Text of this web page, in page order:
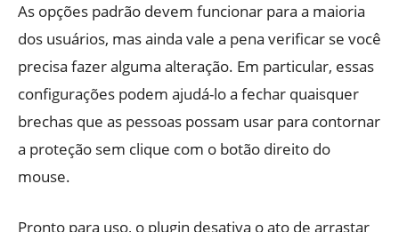
As opções padrão devem funcionar para a maioria
dos usuários, mas ainda vale a pena verificar se você
precisa fazer alguma alteração. Em particular, essas
configurações podem ajudá-lo a fechar quaisquer
brechas que as pessoas possam usar para contornar
a proteção sem clique com o botão direito do
mouse.
Pronto para uso, o plugin desativa o ato de arrastar